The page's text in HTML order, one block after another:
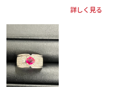
詳しく見る